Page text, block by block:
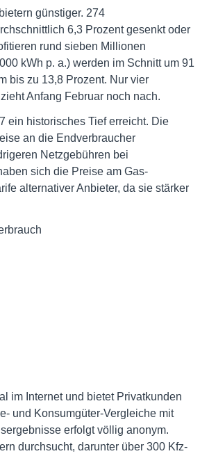
günstiger. 274
6,3 Prozent gesenkt oder
rund sieben Millionen
kWh p. a.) werden im Schnitt um 91
bis zu 13,8 Prozent. Nur vier
Anfang Februar noch nach.
ein historisches Tief erreicht. Die
an die Endverbraucher
Netzgebühren bei
sich die Preise am Gas-
alternativer Anbieter, da sie stärker
im Internet und bietet Privatkunden
und Konsumgüter-Vergleiche mit
erfolgt völlig anonym.
durchsucht, darunter über 300 Kfz-